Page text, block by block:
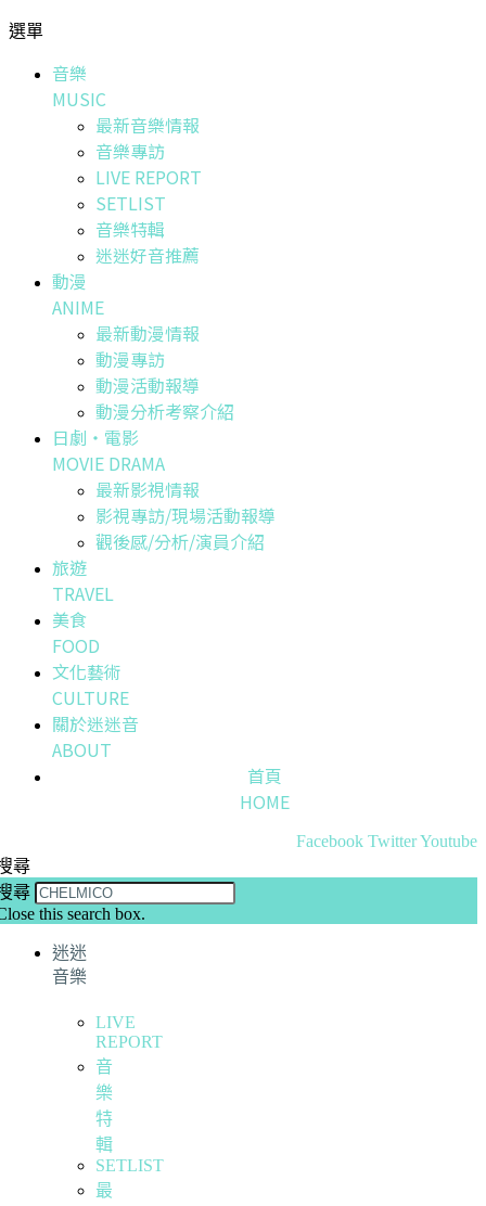
選單
音樂
MUSIC
最新音樂情報
音樂專訪
LIVE REPORT
SETLIST
音樂特輯
迷迷好音推薦
動漫
ANIME
最新動漫情報
動漫專訪
動漫活動報導
動漫分析考察介紹
日劇・電影
MOVIE DRAMA
最新影視情報
影視專訪/現場活動報導
觀後感/分析/演員介紹
旅遊
TRAVEL
美食
FOOD
文化藝術
CULTURE
關於迷迷音
ABOUT
首頁
HOME
Facebook TwitterYoutube
尋
尋
this search box.
迷迷
音樂
LIVE
REPORT
音
樂
特
輯
SETLIST
最